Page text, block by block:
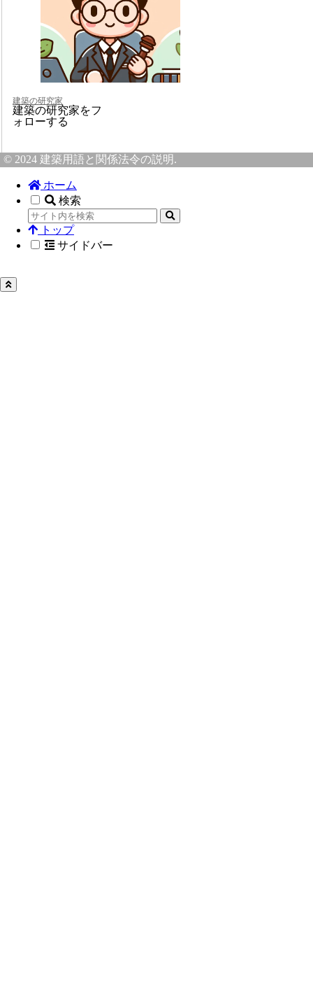
建築の研究家
建築の研究家をフ
ォローする
© 2024 建築用語と関係法令の説明.
ホーム
検索
トップ
サイドバー